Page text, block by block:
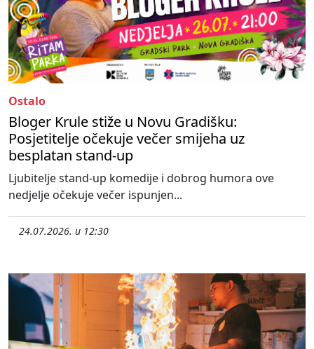
Ostalo
Bloger Krule stiže u Novu Gradišku:
Posjetitelje očekuje večer smijeha uz
besplatan stand-up
Ljubitelje stand-up komedije i dobrog humora ove
nedjelje očekuje večer ispunjen...
24.07.2026. u 12:30